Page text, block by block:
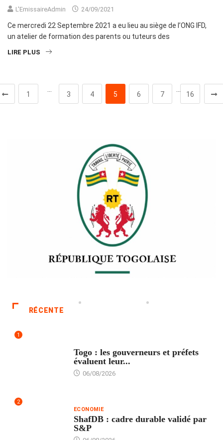
L'EmissaireAdmin 24/09/2021
Ce mercredi 22 Septembre 2021 a eu lieu au siège de l’ONG IFD,
un atelier de formation des parents ou tuteurs des
LIRE PLUS
1
…
3 4 5 6 7
…
16
RÉCENTE
1
Togo : les gouverneurs et préfets
évaluent leur...
06/08/2026
2
ECONOMIE
ShafDB : cadre durable validé par
S&P